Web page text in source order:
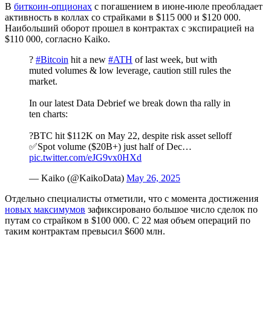
В биткоин-опционах с погашением в июне-июле преобладает
активность в коллах со страйками в $115 000 и $120 000.
Наибольший оборот прошел в контрактах с экспирацией на
$110 000, согласно Kaiko.
? #Bitcoin hit a new #ATH of last week, but with
muted volumes & low leverage, caution still rules the
market.
In our latest Data Debrief we break down tha rally in
ten charts:
?BTC hit $112K on May 22, despite risk asset selloff
✅Spot volume ($20B+) just half of Dec…
pic.twitter.com/eJG9vx0HXd
— Kaiko (@KaikoData) May 26, 2025
Отдельно специалисты отметили, что с момента достижения
новых максимумов зафиксировано большое число сделок по
путам со страйком в $100 000. С 22 мая объем операций по
таким контрактам превысил $600 млн.